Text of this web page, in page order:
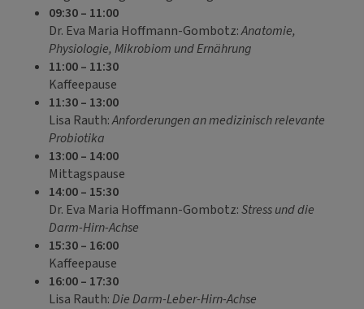
09:30 – 11:00
Dr. Eva Maria Hoffmann-Gombotz:Anatomie,
Physiologie, Mikrobiom und Ernährung
11:00 – 11:30
Kaffeepause
11:30 – 13:00
Lisa Rauth:Anforderungen an medizinisch relevante
Probiotika
13:00 – 14:00
Mittagspause
14:00 – 15:30
Dr. Eva Maria Hoffmann-Gombotz:Stress und die
Darm-Hirn-Achse
15:30 – 16:00
Kaffeepause
16:00 – 17:30
Lisa Rauth:Die Darm-Leber-Hirn-Achse